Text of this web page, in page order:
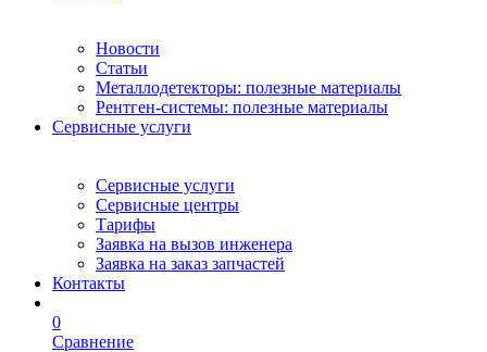
Новости
Статьи
Металлодетекторы: полезные материалы
Рентген-системы: полезные материалы
Сервисные услуги
Сервисные услуги
Сервисные центры
Тарифы
Заявка на вызов инженера
Заявка на заказ запчастей
Контакты
0
Сравнение